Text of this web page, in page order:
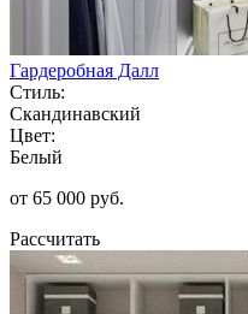
Гардеробная Далл
Стиль:
Скандинавский
Цвет:
Белый
от 65 000 руб.
Рассчитать